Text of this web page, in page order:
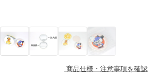
商品仕様・注意事項を確